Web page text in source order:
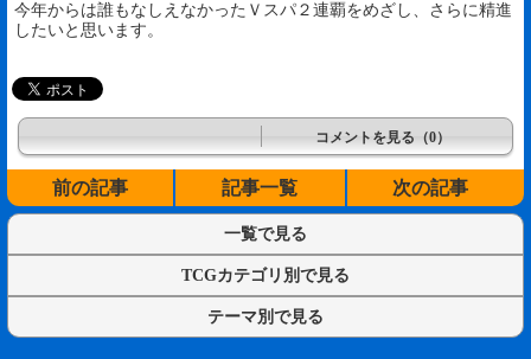
今年からは誰もなしえなかったＶスパ２連覇をめざし、さらに精進
したいと思います。
コメントを見る（0）
前の記事 記事一覧 次の記事
一覧で見る
TCGカテゴリ別で見る
テーマ別で見る